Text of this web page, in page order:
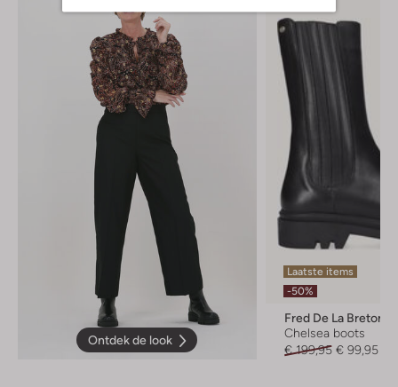
Ontdek de look
Laatste items
-50%
Fred De La
Chelsea boots
€ 199,95 € 99,95